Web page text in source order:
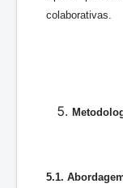
colaborativas.
5.1.